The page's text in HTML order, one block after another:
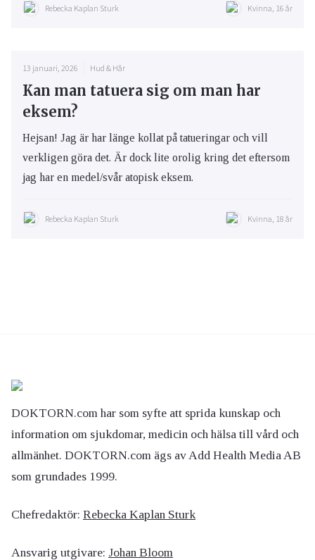
Rebecka Kaplan Sturk Kvinna, 16 år
13 januari, 2026 Hud & Hår
Kan man tatuera sig om man har
eksem?
Hejsan! Jag är har länge kollat på tatueringar och vill
verkligen göra det. Är dock lite orolig kring det eftersom
jag har en medel/svår atopisk eksem.
Rebecka Kaplan Sturk Kvinna, 18 år
DOKTORN.com har som syfte att sprida kunskap och
information om sjukdomar, medicin och hälsa till vård och
allmänhet. DOKTORN.com ägs av Add Health Media AB
som grundades 1999.
Chefredaktör: Rebecka Kaplan Sturk
Ansvarig utgivare: Johan Bloom